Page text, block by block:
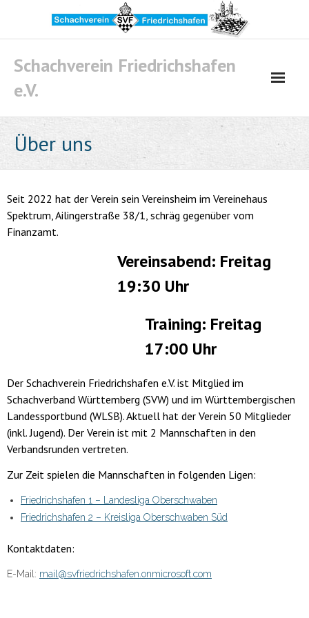
content
Schachverein Friedrichshafen
e.V.
Über uns
Seit 2022 hat der Verein sein Vereinsheim im Vereinehaus
Spektrum, Ailingerstraße 38/1, schräg gegenüber vom
Finanzamt.
Vereinsabend: Freitag
19:30 Uhr
Training: Freitag
17:00 Uhr
Der Schachverein Friedrichshafen e.V. ist Mitglied im
Schachverband Württemberg (SVW) und im Württembergischen
Landessportbund (WLSB). Aktuell hat der Verein 50 Mitglieder
(inkl. Jugend). Der Verein ist mit 2 Mannschaften in den
Verbandsrunden vertreten.
Zur Zeit spielen die Mannschaften in folgenden Ligen:
Friedrichshafen 1 – Landesliga Oberschwaben
Friedrichshafen 2 – Kreisliga Oberschwaben Süd
Kontaktdaten:
E-Mail: mail@svfriedrichshafen.onmicrosoft.com